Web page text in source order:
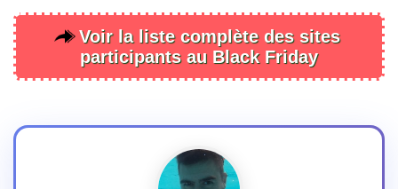
Voir la liste complète des sites
participants au Black Friday